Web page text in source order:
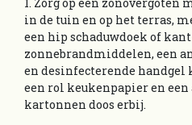
in de tuin en op het terras,
een hip schaduwdoek of
zonnebrandmiddelen, een
en desinfecterende handgel
een rol keukenpapier en een
kartonnen doos erbij.